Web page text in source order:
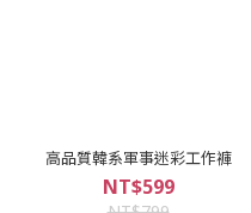
高品質韓系軍事迷彩工作褲
NT$599